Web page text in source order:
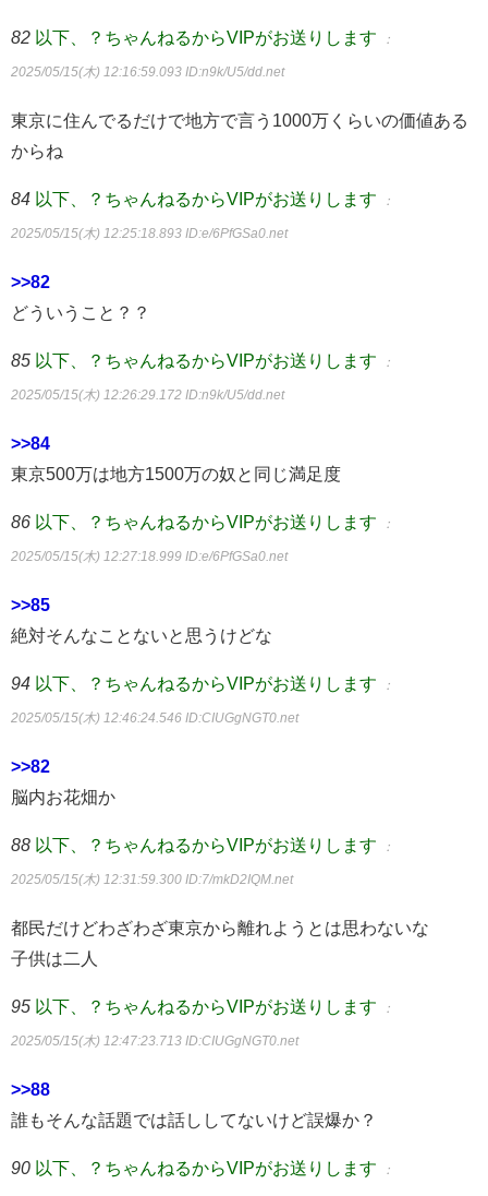
82 以下、？ちゃんねるからVIPがお送りします ：
2025/05/15(木) 12:16:59.093 ID:n9k/U5/dd.net
東京に住んでるだけで地方で言う1000万くらいの価値ある
からね
84 以下、？ちゃんねるからVIPがお送りします ：
2025/05/15(木) 12:25:18.893 ID:e/6PfGSa0.net
>>82
どういうこと？？
85 以下、？ちゃんねるからVIPがお送りします ：
2025/05/15(木) 12:26:29.172 ID:n9k/U5/dd.net
>>84
東京500万は地方1500万の奴と同じ満足度
86 以下、？ちゃんねるからVIPがお送りします ：
2025/05/15(木) 12:27:18.999 ID:e/6PfGSa0.net
>>85
絶対そんなことないと思うけどな
94 以下、？ちゃんねるからVIPがお送りします ：
2025/05/15(木) 12:46:24.546 ID:CIUGgNGT0.net
>>82
脳内お花畑か
88 以下、？ちゃんねるからVIPがお送りします ：
2025/05/15(木) 12:31:59.300 ID:7/mkD2IQM.net
都民だけどわざわざ東京から離れようとは思わないな
子供は二人
95 以下、？ちゃんねるからVIPがお送りします ：
2025/05/15(木) 12:47:23.713 ID:CIUGgNGT0.net
>>88
誰もそんな話題では話ししてないけど誤爆か？
90 以下、？ちゃんねるからVIPがお送りします ：